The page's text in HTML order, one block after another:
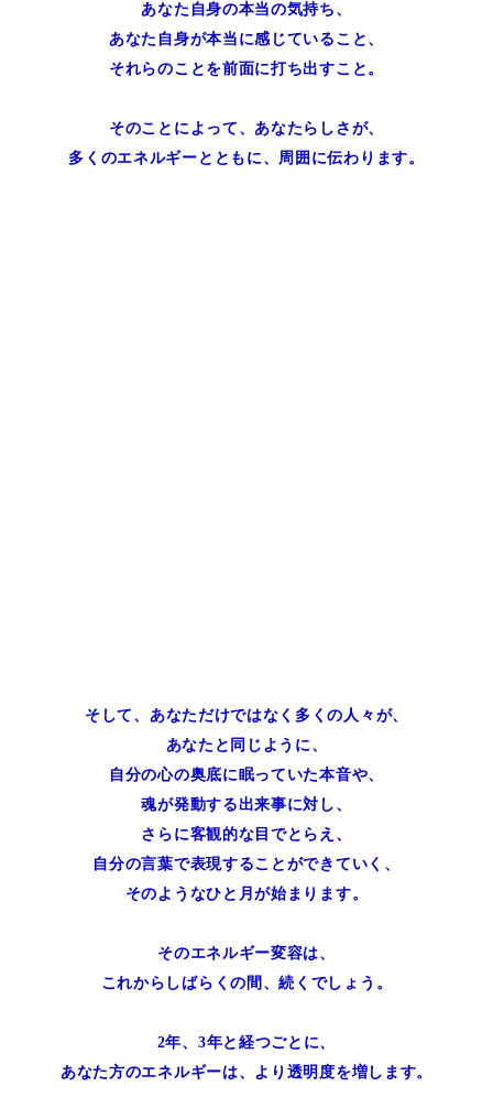
あなた自身の本当の気持ち、
あなた自身が本当に感じていること、
それらのことを前面に打ち出すこと。
そのことによって、あなたらしさが、
多くのエネルギーとともに、周囲に伝わります。
そして、あなただけではなく多くの人々が、
あなたと同じように、
自分の心の奥底に眠っていた本音や、
魂が発動する出来事に対し、
さらに客観的な目でとらえ、
自分の言葉で表現することができていく、
そのようなひと月が始まります。
そのエネルギー変容は、
これからしばらくの間、続くでしょう。
2年、3年と経つごとに、
あなた方のエネルギーは、より透明度を増します。